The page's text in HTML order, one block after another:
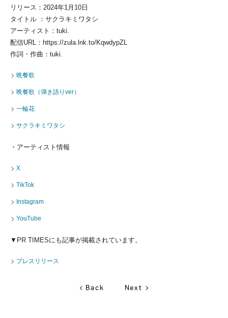
リリース：2024年1月10日
タイトル ：サクラキミワタシ
アーティスト：tuki.
配信URL：https://zula.lnk.to/KqwdypZL
作詞・作曲：tuki.
晩餐歌
晩餐歌（弾き語りver）
一輪花
サクラキミワタシ
・アーティスト情報
X
TikTok
Instagram
YouTube
▼PR TIMESにも記事が掲載されています。
プレスリリース
Back Next